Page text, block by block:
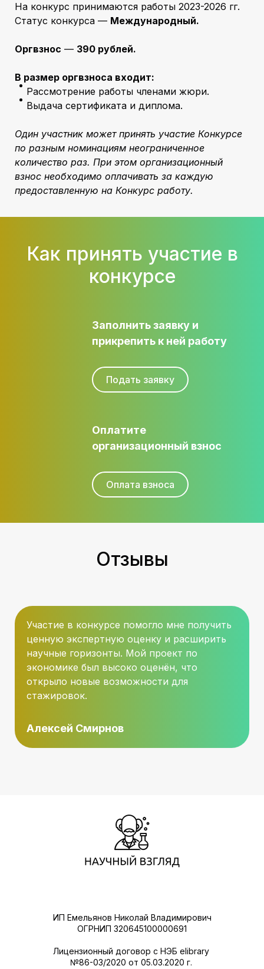
На конкурс принимаются работы 2023-2026 гг.
Статус конкурса — Международный.
Оргвзнос — 390 рублей.
В размер оргвзноса входит:
Рассмотрение работы членами жюри.
Выдача сертификата и диплома.
Один участник может принять участие Конкурсе
по разным номинациям неограниченное
количество раз. При этом организационный
взнос необходимо оплачивать за каждую
предоставленную на Конкурс работу.
Как принять участие в
конкурсе
Заполнить заявку и
прикрепить к ней работу
Подать заявку
Оплатите
организационный взнос
Оплата взноса
Отзывы
Участие в конкурсе помогло мне получить
ценную экспертную оценку и расширить
научные горизонты. Мой проект по
экономике был высоко оценён, что
открыло новые возможности для
стажировок.
Алексей Смирнов
ИП Емельянов Николай Владимирович
ОГРНИП 320645100000691
Лицензионный договор с НЭБ elibrary
№86-03/2020 от 05.03.2020 г.